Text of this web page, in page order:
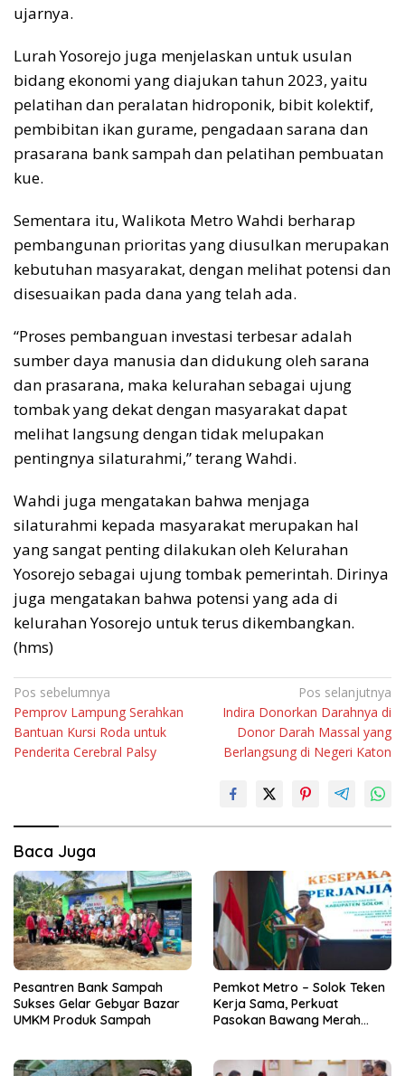
ujarnya.
Lurah Yosorejo juga menjelaskan untuk usulan
bidang ekonomi yang diajukan tahun 2023, yaitu
pelatihan dan peralatan hidroponik, bibit kolektif,
pembibitan ikan gurame, pengadaan sarana dan
prasarana bank sampah dan pelatihan pembuatan
kue.
Sementara itu, Walikota Metro Wahdi berharap
pembangunan prioritas yang diusulkan merupakan
kebutuhan masyarakat, dengan melihat potensi dan
disesuaikan pada dana yang telah ada.
“Proses pembanguan investasi terbesar adalah
sumber daya manusia dan didukung oleh sarana
dan prasarana, maka kelurahan sebagai ujung
tombak yang dekat dengan masyarakat dapat
melihat langsung dengan tidak melupakan
pentingnya silaturahmi,” terang Wahdi.
Wahdi juga mengatakan bahwa menjaga
silaturahmi kepada masyarakat merupakan hal
yang sangat penting dilakukan oleh Kelurahan
Yosorejo sebagai ujung tombak pemerintah. Dirinya
juga mengatakan bahwa potensi yang ada di
kelurahan Yosorejo untuk terus dikembangkan.
(hms)
Navigasi
pos
Pos sebelumnya
Pemprov Lampung Serahkan
Bantuan Kursi Roda untuk
Penderita Cerebral Palsy
Pos selanjutnya
Indira Donorkan Darahnya di
Donor Darah Massal yang
Berlangsung di Negeri Katon
Baca Juga
Pesantren Bank Sampah
Sukses Gelar Gebyar Bazar
UMKM Produk Sampah
Pemkot Metro – Solok Teken
Kerja Sama, Perkuat
Pasokan Bawang Merah